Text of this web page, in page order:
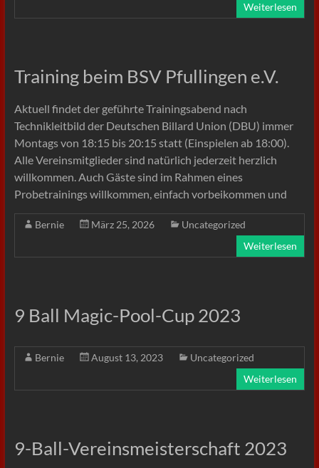
Weiterlesen
Training beim BSV Pfullingen e.V.
Aktuell findet der geführte Trainingsabend nach
Technikleitbild der Deutschen Billard Union (DBU) immer
Montags von 18:15 bis 20:15 statt (Einspielen ab 18:00).
Alle Vereinsmitglieder sind natürlich jederzeit herzlich
willkommen. Auch Gäste sind im Rahmen eines
Probetrainings willkommen, einfach vorbeikommen und
Bernie März 25, 2026
Uncategorized
Weiterlesen
9 Ball Magic-Pool-Cup 2023
Bernie August 13, 2023
Uncategorized
Weiterlesen
9-Ball-Vereinsmeisterschaft 2023